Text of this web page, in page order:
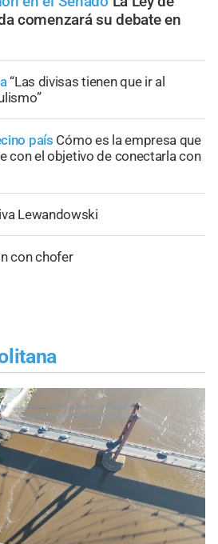
comenzará su debate en
“Las divisas tienen que ir al
país Cómo es la empresa que
con el objetivo de conectarla con
Lewandowski
con chofer